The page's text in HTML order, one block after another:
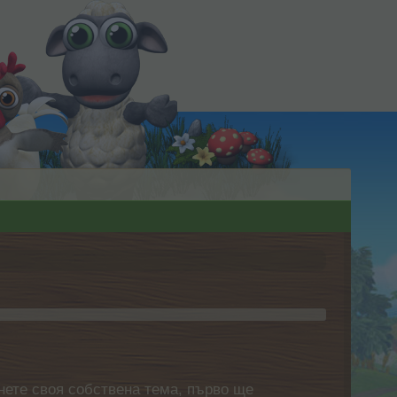
своя собствена тема, първо ще